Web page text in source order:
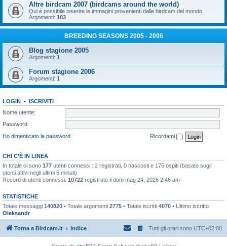
Altre birdcam 2007 (birdcams around the world)
Qui è possibile inserire le immagini provenienti dalle birdcam del mondo
Argomenti: 103
BREEDING SEASONS 2005 - 2006
Blog stagione 2005
Argomenti: 1
Forum stagione 2006
Argomenti: 1
LOGIN • ISCRIVITI
Nome utente:
Password:
Ho dimenticato la password
Ricordami
CHI C’È IN LINEA
In totale ci sono 177 utenti connessi : 2 registrati, 0 nascosti e 175 ospiti (basato sugli
utenti attivi negli ultimi 5 minuti)
Record di utenti connessi: 10722 registrato il dom mag 24, 2026 2:46 am
STATISTICHE
Totale messaggi 140820 • Totale argomenti 2775 • Totale iscritti 4070 • Ultimo iscritto
Oleksandr
Torna a Birdcam.it Indice Tutti gli orari sono UTC+02:00